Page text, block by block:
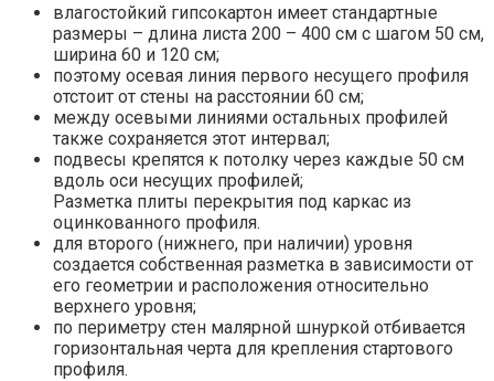
влагостойкий гипсокартон имеет стандартные
размеры – длина листа 200 – 400 см с шагом 50 см,
ширина 60 и 120 см;
поэтому осевая линия первого несущего профиля
отстоит от стены на расстоянии 60 см;
между осевыми линиями остальных профилей
также сохраняется этот интервал;
подвесы крепятся к потолку через каждые 50 см
вдоль оси несущих профилей;
Разметка плиты перекрытия под каркас из
оцинкованного профиля.
для второго (нижнего, при наличии) уровня
создается собственная разметка в зависимости от
его геометрии и расположения относительно
верхнего уровня;
по периметру стен малярной шнуркой отбивается
горизонтальная черта для крепления стартового
профиля.